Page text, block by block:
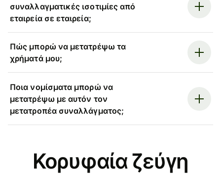
συναλλαγματικές ισοτιμίες από
εταιρεία σε εταιρεία;
Πώς μπορώ να μετατρέψω τα
χρήματά μου;
Ποια νομίσματα μπορώ να
μετατρέψω με αυτόν τον
μετατροπέα συναλλάγματος;
Κορυφαία ζεύγη